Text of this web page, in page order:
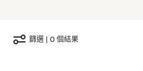
篩選 | 0 個結果